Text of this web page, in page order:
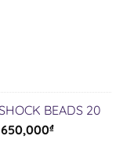
BEADS 20
650,000₫